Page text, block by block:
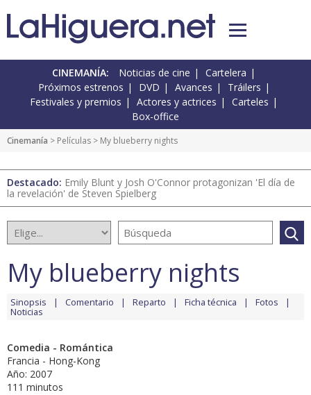
CINEMANÍA: Noticias de cine
Cartelera
Próximos estrenos
DVD Avances
Tráilers
Festivales y premios
Actores y actrices
Carteles
Box-office
Cinemanía > Películas > My blueberry nights
Destacado: Emily Blunt y Josh O'Connor protagonizan 'El día de
la revelación' de Steven Spielberg
My blueberry nights
Sinopsis Comentario Reparto Ficha técnica Fotos
Noticias
Comedia - Romántica
Francia - Hong-Kong
Año: 2007
111 minutos